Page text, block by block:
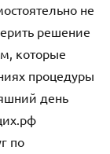
не
решение
которые
процедуры
день
по